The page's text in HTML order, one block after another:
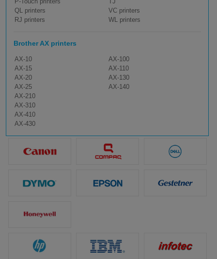
QL printers
RJ printers
VC printers
WL printers
Brother AX printers
AX-10
AX-15
AX-20
AX-25
AX-100
AX-110
AX-130
AX-140
AX-210
AX-310
AX-410
AX-430